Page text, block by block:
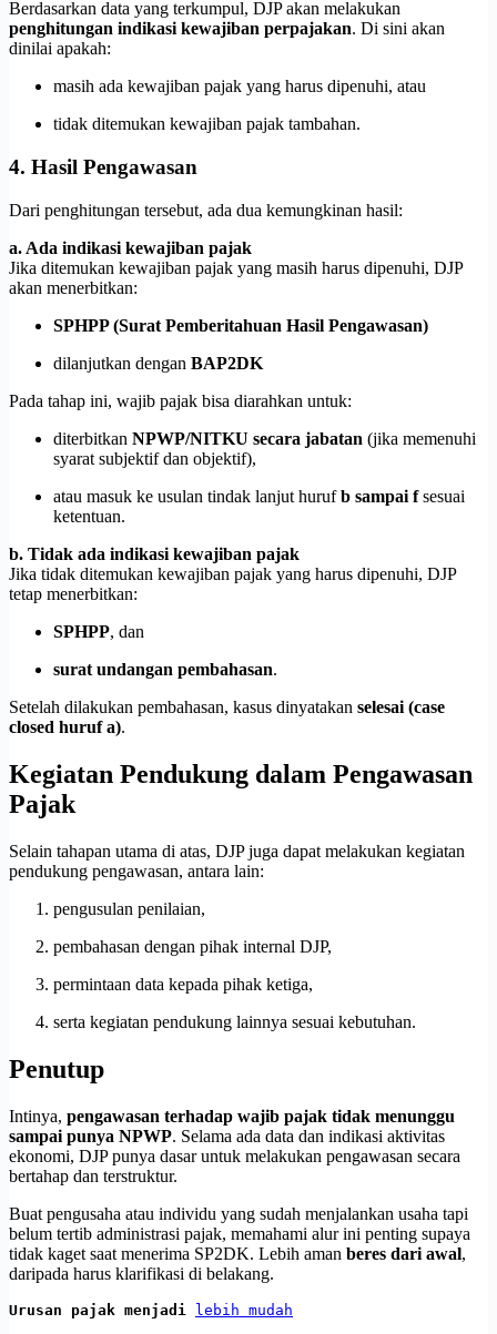
Berdasarkan data yang terkumpul, DJP akan melakukan
penghitungan indikasi kewajiban perpajakan. Di sini akan
dinilai apakah:
masih ada kewajiban pajak yang harus dipenuhi, atau
tidak ditemukan kewajiban pajak tambahan.
4. Hasil Pengawasan
Dari penghitungan tersebut, ada dua kemungkinan hasil:
a. Ada indikasi kewajiban pajak
Jika ditemukan kewajiban pajak yang masih harus dipenuhi, DJP
akan menerbitkan:
SPHPP (Surat Pemberitahuan Hasil Pengawasan)
dilanjutkan dengan BAP2DK
Pada tahap ini, wajib pajak bisa diarahkan untuk:
diterbitkan NPWP/NITKU secara jabatan (jika memenuhi
syarat subjektif dan objektif),
atau masuk ke usulan tindak lanjut hurufb sampai fsesuai
ketentuan.
b. Tidak ada indikasi kewajiban pajak
Jika tidak ditemukan kewajiban pajak yang harus dipenuhi, DJP
tetap menerbitkan:
SPHPP, dan
surat undangan pembahasan.
Setelah dilakukan pembahasan, kasus dinyatakan selesai (case
closed huruf a).
Kegiatan Pendukung dalam Pengawasan
Pajak
Selain tahapan utama di atas, DJP juga dapat melakukan kegiatan
pendukung pengawasan, antara lain:
pengusulan penilaian,
pembahasan dengan pihak internal DJP,
permintaan data kepada pihak ketiga,
serta kegiatan pendukung lainnya sesuai kebutuhan.
Penutup
Intinya, pengawasan terhadap wajib pajak tidak menunggu
sampai punya NPWP. Selama ada data dan indikasi aktivitas
ekonomi, DJP punya dasar untuk melakukan pengawasan secara
bertahap dan terstruktur.
Buat pengusaha atau individu yang sudah menjalankan usaha tapi
belum tertib administrasi pajak, memahami alur ini penting supaya
tidak kaget saat menerima SP2DK. Lebih aman beres dari awal,
daripada harus klarifikasi di belakang.
Urusan pajak menjadi lebih mudah